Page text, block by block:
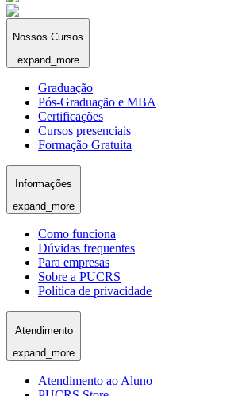
Nossos Cursos
expand_more
Graduação
Pós-Graduação e MBA
Certificações
Cursos presenciais
Formação Gratuita
Informações
expand_more
Como funciona
Dúvidas frequentes
Para empresas
Sobre a PUCRS
Política de privacidade
Atendimento
expand_more
Atendimento ao Aluno